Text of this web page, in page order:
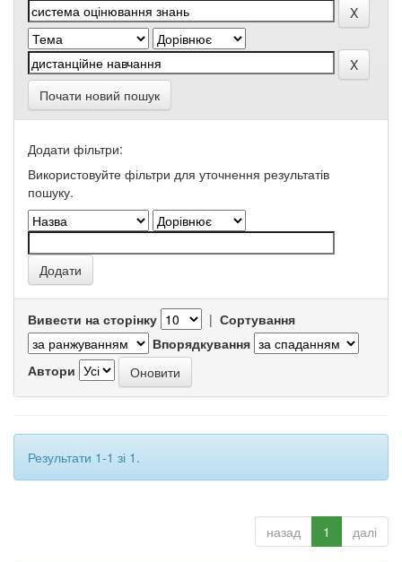
Почати новий пошук
Додати фільтри:
Використовуйте фільтри для уточнення результатів
пошуку.
Вивести на сторінку | Сортування
Впорядкування
Автори
Результати 1-1 зі 1.
назад 1 далі